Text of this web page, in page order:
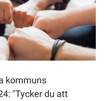
kommuns
"Tycker du att